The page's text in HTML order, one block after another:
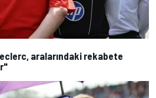
aralarındaki rekabete